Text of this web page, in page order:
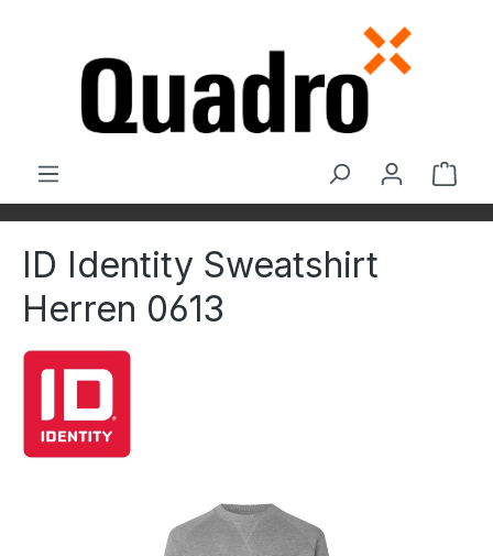
ID Identity Sweatshirt
Herren 0613
Bildergalerie überspringen